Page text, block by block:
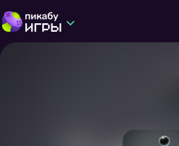
Игры от Пикабу